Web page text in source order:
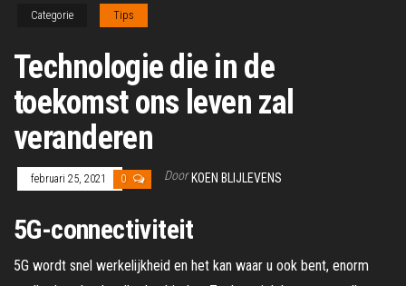
Categorie Tips
Technologie die in de
toekomst ons leven zal
veranderen
februari 25, 2021 0 Door KOEN BLIJLEVENS
5G-connectiviteit
5G wordt snel werkelijkheid en het kan waar u ook bent, enorm